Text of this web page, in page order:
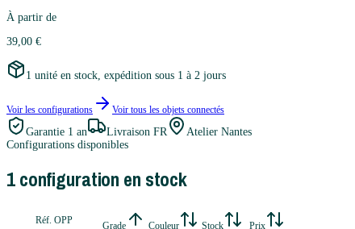
À partir de
39,00 €
1 unité en stock, expédition sous 1 à 2 jours
Voir les configurations Voir tous les objets connectés
Garantie 1 an Livraison FR
Atelier Nantes
Configurations disponibles
1configuration en stock
Réf. OPP Grade Couleur Stock Prix